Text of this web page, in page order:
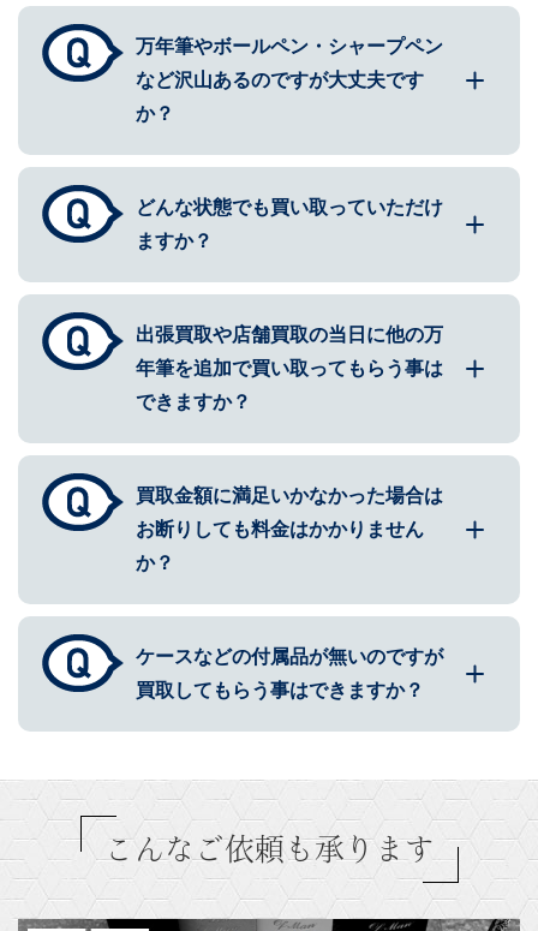
万年筆やボールペン・シャープペン
など沢山あるのですが大丈夫です
か？
どんな状態でも買い取っていただけ
ますか？
出張買取や店舗買取の当日に他の万
年筆を追加で買い取ってもらう事は
できますか？
買取金額に満足いかなかった場合は
お断りしても料金はかかりません
か？
ケースなどの付属品が無いのですが
買取してもらう事はできますか？
こんなご依頼も承ります